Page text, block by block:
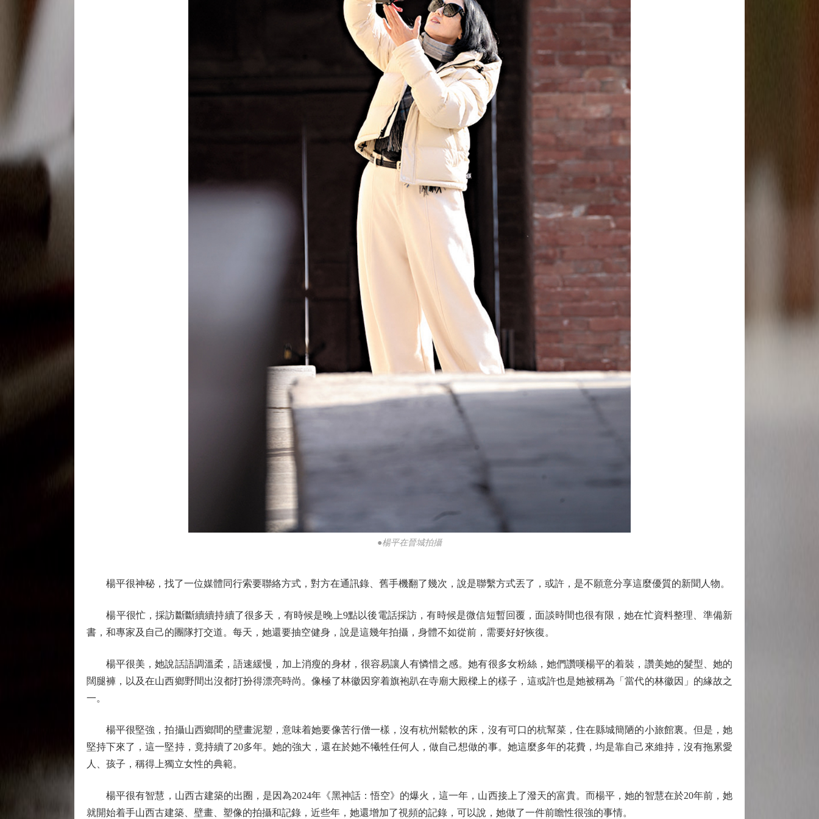
●楊平在晉城拍攝
楊平很神秘，找了一位媒體同行索要聯絡方式，對方在通訊錄、舊手機翻了幾次，說是聯繫方式丟了，或許，是不願意分享這麼優質的新聞人物。
楊平很忙，採訪斷斷續續持續了很多天，有時候是晚上9點以後電話採訪，有時候是微信短暫回覆，面談時間也很有限，她在忙資料整理、準備新
書，和專家及自己的團隊打交道。每天，她還要抽空健身，說是這幾年拍攝，身體不如從前，需要好好恢復。
楊平很美，她說話語調溫柔，語速緩慢，加上消瘦的身材，很容易讓人有憐惜之感。她有很多女粉絲，她們讚嘆楊平的着裝，讚美她的髮型、她的
闊腿褲，以及在山西鄉野間出沒都打扮得漂亮時尚。像極了林徽因穿着旗袍趴在寺廟大殿樑上的樣子，這或許也是她被稱為「當代的林徽因」的緣故之
一。
楊平很堅強，拍攝山西鄉間的壁畫泥塑，意味着她要像苦行僧一樣，沒有杭州鬆軟的床，沒有可口的杭幫菜，住在縣城簡陋的小旅館裏。但是，她
堅持下來了，這一堅持，竟持續了20多年。她的強大，還在於她不犧牲任何人，做自己想做的事。她這麼多年的花費，均是靠自己來維持，沒有拖累愛
人、孩子，稱得上獨立女性的典範。
楊平很有智慧，山西古建築的出圈，是因為2024年《黑神話：悟空》的爆火，這一年，山西接上了潑天的富貴。而楊平，她的智慧在於20年前，她
就開始着手山西古建築、壁畫、塑像的拍攝和記錄，近些年，她還增加了視頻的記錄，可以說，她做了一件前瞻性很強的事情。